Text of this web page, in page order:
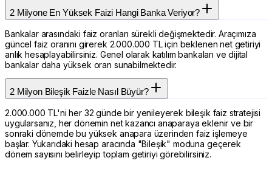
2 Milyone En Yüksek Faizi Hangi Banka Veriyor?
Bankalar arasındaki faiz oranları sürekli değişmektedir. Araçımıza
güncel faiz oranını girerek 2.000.000 TL için beklenen net getiriyi
anlık hesaplayabilirsiniz. Genel olarak katılım bankaları ve dijital
bankalar daha yüksek oran sunabilmektedir.
2 Milyon Bileşik Faizle Nasıl Büyür?
2.000.000 TL'ni her 32 günde bir yenileyerek bileşik faiz stratejisi
uygularsanız, her dönemin net kazancı anaparaya eklenir ve bir
sonraki dönemde bu yüksek anapara üzerinden faiz işlemeye
başlar. Yukarıdaki hesap aracında "Bileşik" moduna geçerek
dönem sayısını belirleyip toplam getiriyi görebilirsiniz.